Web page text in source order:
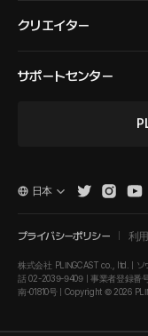
クリエイター
サポートセンター
プライバシーポリシー 利
株式会社 PLINGCAST co., ltd. | ソ
話 02-2039-9409 | 事業者登録番
南-01810号 | Copyright © 2026
日本